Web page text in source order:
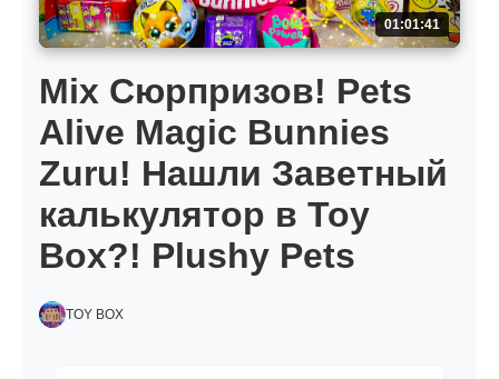
01:01:41
Mix Сюрпризов! Pets
Alive Magic Bunnies
Zuru! Нашли Заветный
калькулятор в Toy
Box?! Plushy Pets
TOY BOX